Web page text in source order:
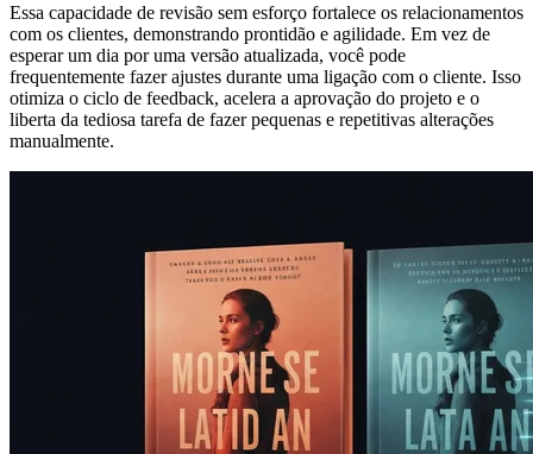
Essa capacidade de revisão sem esforço fortalece os relacionamentos
com os clientes, demonstrando prontidão e agilidade. Em vez de
esperar um dia por uma versão atualizada, você pode
frequentemente fazer ajustes durante uma ligação com o cliente. Isso
otimiza o ciclo de feedback, acelera a aprovação do projeto e o
liberta da tediosa tarefa de fazer pequenas e repetitivas alterações
manualmente.